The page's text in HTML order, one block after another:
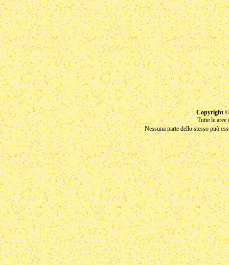
Copyright
Tutte le
Nessuna parte dello stesso può